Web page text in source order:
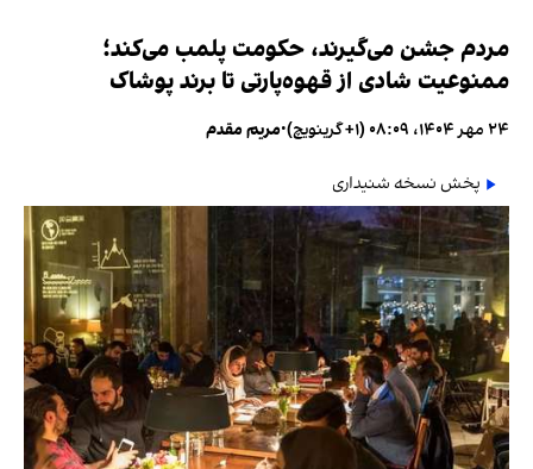
مردم جشن می‌گیرند، حکومت پلمب می‌کند؛
ممنوعیت شادی از قهوه‌پارتی تا برند پوشاک
۲۴ مهر ۱۴۰۴، ۰۸:۰۹ (‎+۱ گرینویچ) •مریم مقدم
پخش نسخه شنیداری